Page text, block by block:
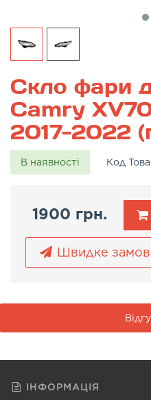
Скло фари
Camry
2017-2022
В наявності Код
1900 грн.
Швидке
ІНФОРМАЦІЯ